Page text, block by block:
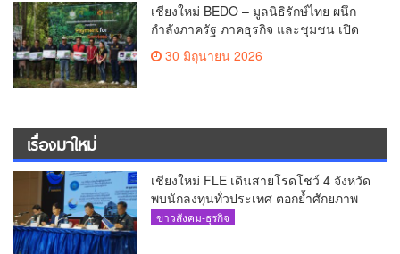
เชียงใหม่ BEDO – มูลนิธิรักษ์ไทย ผนึก
กำลังภาครัฐ ภาคธุรกิจ และชุมชน เปิด
พิทักษ์ป่าต้นน้ำ ผ่านกลไก PES ฟื้นฟูป่า
30 มิถุนายน 2026
เรื่องมาใหม่
เชียงใหม่ FLE เดินสายโรดโชว์ 4 จังหวัด
พบนักลงทุนทั่วประเทศ ตอกย้ำศักยภาพ
ผู้นำธุรกิจระบบน้ำครบวงจร(คลิป)
ข่าวสังคม-ธุรกิจ